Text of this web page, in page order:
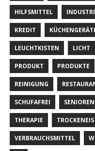
HILFSMITTEL
KREDIT
LEUCHTKISTEN LICHT
PRODUKT PRODUKTE
REINIGUNG
SCHUFAFREI SENIOREN
THERAPIE TROCKENEIS
VERBRAUCHSMITTEL